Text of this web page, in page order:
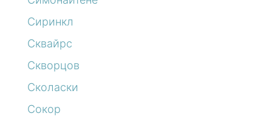
Сиринкл
Сквайрс
Скворцов
Сколаски
Сокор